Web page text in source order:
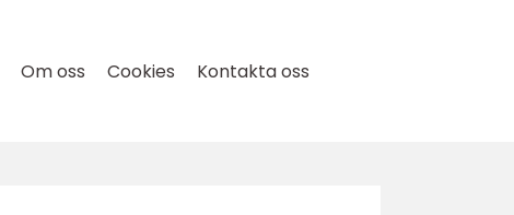
Om oss Cookies Kontakta oss